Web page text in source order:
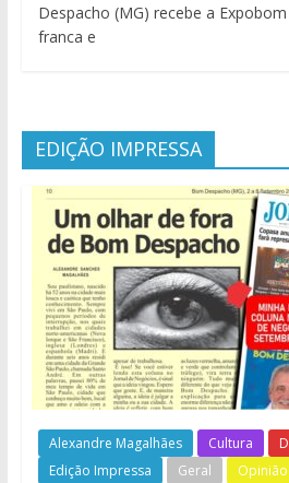
Despacho (MG) recebe a
franca e
EDIÇÃO IMPRESSA
Alexandre Magalhães Cultura
Edição Impressa
Geral Opinião